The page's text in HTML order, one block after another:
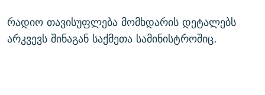
რადიო თავისუფლება მომხდარის დეტალებს
არკვევს შინაგან საქმეთა სამინისტროშიც.